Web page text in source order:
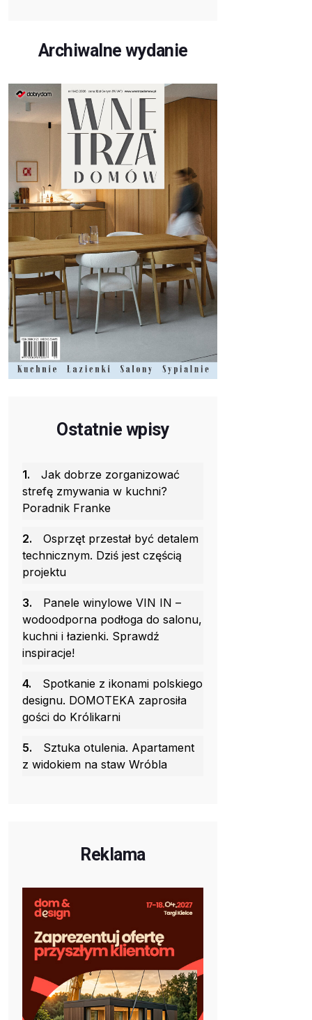
Archiwalne wydanie
Ostatnie wpisy
1.
Jak dobrze zorganizować
strefę zmywania w kuchni?
Poradnik Franke
2.
Osprzęt przestał być detalem
technicznym. Dziś jest częścią
projektu
3.
Panele winylowe VIN IN –
wodoodporna podłoga do salonu,
kuchni i łazienki. Sprawdź
inspiracje!
4.
Spotkanie z ikonami polskiego
designu. DOMOTEKA zaprosiła
gości do Królikarni
5.
Sztuka otulenia. Apartament
z widokiem na staw Wróbla
Reklama